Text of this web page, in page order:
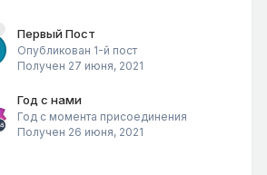
Первый Пост
Опубликован 1-й пост
Получен 27 июня, 2021
Год с нами
Год с момента присоединения
Получен 26 июня, 2021